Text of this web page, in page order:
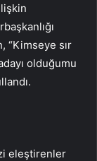
“Kimseye sır
olduğumu
eleştirenler